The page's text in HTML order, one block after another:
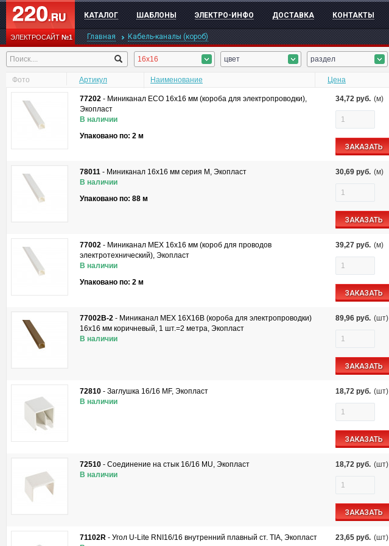
ЭЛЕКТРОСАЙТ№1
КАТАЛОГ ШАБЛОНЫ ЭЛЕКТРО-ИНФО ДОСТАВКА КОНТАКТЫ
Главная Кабель-каналы (короб)
16x16 цвет раздел
Фото Артикул Наименование Цена
77202 - Миниканал ECO 16x16 мм (короба для электропроводки),
Экопласт
В наличии
Упаковано по: 2 м
34,72 руб. (м)
ЗАКАЗАТЬ
78011 - Миниканал 16х16 мм серия М, Экопласт
В наличии
Упаковано по: 88 м
30,69 руб. (м)
ЗАКАЗАТЬ
77002 - Миниканал MEX 16x16 мм (короб для проводов
электротехнический), Экопласт
В наличии
Упаковано по: 2 м
39,27 руб. (м)
ЗАКАЗАТЬ
77002B-2 - Миниканал MEX 16Х16B (короба для электропроводки)
16x16 мм коричневый, 1 шт.=2 метра, Экопласт
В наличии
89,96 руб. (шт)
ЗАКАЗАТЬ
72810 - Заглушка 16/16 MF, Экопласт
В наличии
18,72 руб. (шт)
ЗАКАЗАТЬ
72510 - Соединение на стык 16/16 MU, Экопласт
В наличии
18,72 руб. (шт)
ЗАКАЗАТЬ
71102R - Угол U-Lite RNI16/16 внутренний плавный ст. TIA, Экопласт
23,65 руб. (шт)